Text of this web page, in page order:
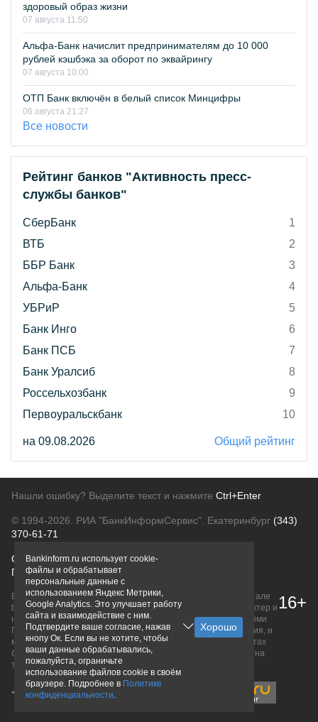
здоровый образ жизни
07 августа 11:50
Альфа-Банк начислит предпринимателям до 10 000
рублей кэшбэка за оборот по эквайрингу
07 августа 10:00
ОТП Банк включён в белый список Минцифры
06 августа 21:27
Все новости
Рейтинг банков "Активность пресс-
службы банков"
СберБанк
1
ВТБ
2
ББР Банк
3
Альфа-Банк
4
УБРиР
5
Банк Инго
6
Банк ПСБ
7
Банк Уралсиб
8
Россельхозбанк
9
Первоуральскбанк
10
на 09.08.2026 Общий рейтинг
Нашли ошибку? Выделите текст и нажмите Ctrl+Enter
© 1994-2026. РИА "БанкИнформСервис". Екатеринбург (343)
370-61-71
О проектеПолитика конфиденциальности
Правовая информацияДля рекламодателей
Вся информация о продуктах банков, размещенная на портале
bankinform.ru, носит исключительно ознакомительный характер и
не является публичной офертой, определяемой положениями
ГК РФ. Информация не содержит точного и полного описания, и
может быть изменена. Конечные условия уточняйте на сайтах
банков или при личном обращении. Исключительное право на
товарные знаки принадлежит их правообладателям.
16+
Bankinform.ru использует cookie-
файлы и обрабатывает
персональные данные с
использованием Яндекс Метрики,
Google Analytics. Это улучшает работу
сайта и взаимодействие с ним.
Подтвердите ваше согласие, нажав
кнопу Ок. Если вы не хотите, чтобы
ваши данные обрабатывались,
пожалуйста, ограничьте
использование файлов cookie в своём
браузере. Подробнее в Политике
конфиденциальности.